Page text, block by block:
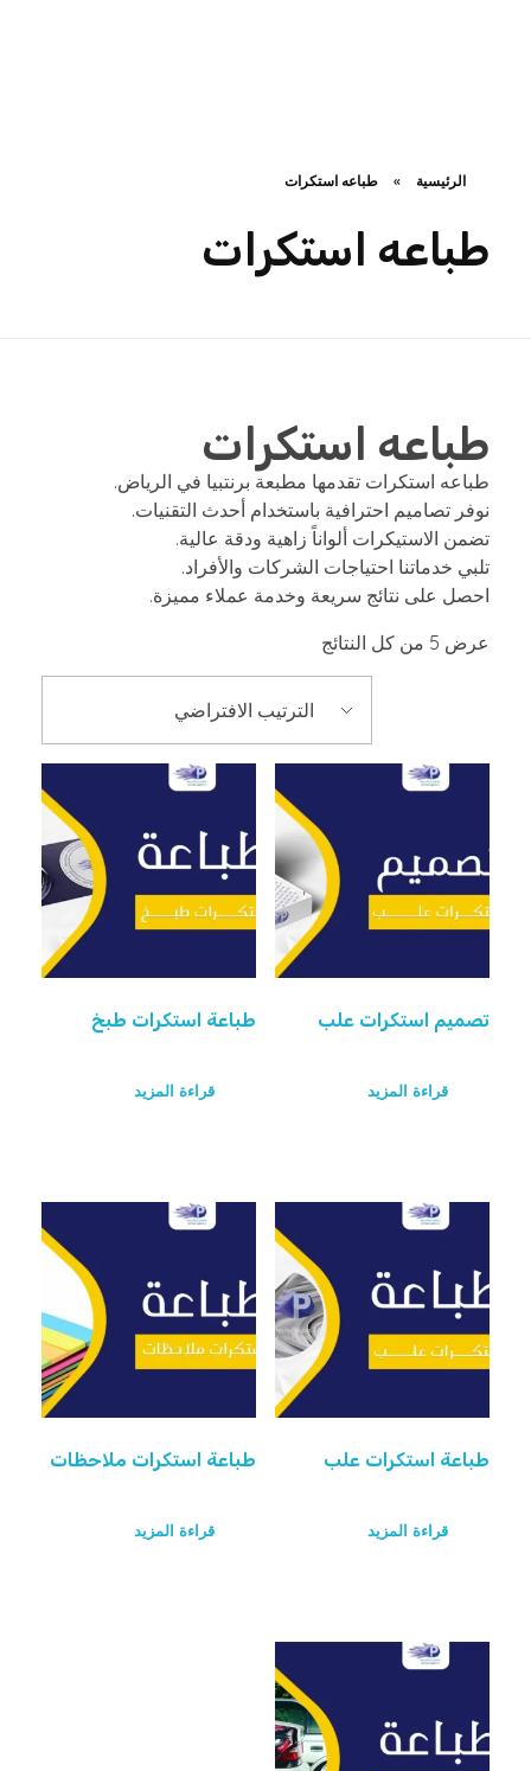
الرئيسية » طباعه استكرات
طباعه استكرات
طباعه استكرات
طباعه استكرات تقدمها مطبعة برنتبيا في الرياض.
نوفر تصاميم احترافية باستخدام أحدث التقنيات.
تضمن الاستيكرات ألواناً زاهية ودقة عالية.
تلبي خدماتنا احتياجات الشركات والأفراد.
احصل على نتائج سريعة وخدمة عملاء مميزة.
عرض ⁦5⁩ من كل النتائج
تصميم استكرات علب
قراءة المزيد
طباعة استكرات طبخ
قراءة المزيد
طباعة استكرات علب
قراءة المزيد
طباعة استكرات ملاحظات
قراءة المزيد